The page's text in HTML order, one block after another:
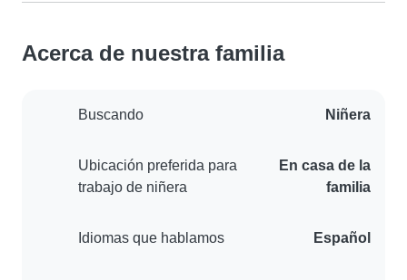
Acerca de nuestra familia
Buscando Niñera
Ubicación preferida para
trabajo de niñera
En casa de la
familia
Idiomas que hablamos Español